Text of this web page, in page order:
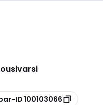
ID100103066